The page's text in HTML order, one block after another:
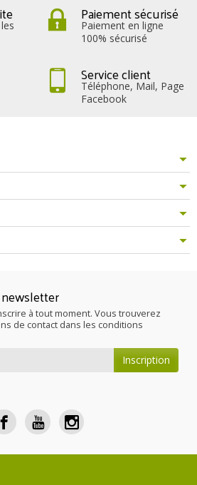
Paiement sécurisé
Paiement en ligne
100% sécurisé
Service client
Téléphone, Mail, Page
Facebook
à tout moment. Vous trouverez
de contact dans les conditions